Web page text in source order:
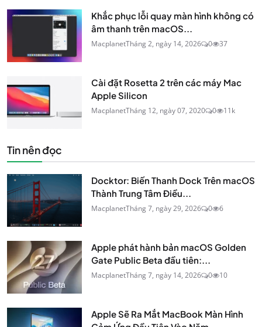
Khắc phục lỗi quay màn hình không có
âm thanh trên macOS...
MacplanetTháng 2, ngày 14, 2026 0 37
Cài đặt Rosetta 2 trên các máy Mac
Apple Silicon
MacplanetTháng 12, ngày 07, 2020 0 11k
Tin nên đọc
Docktor: Biến Thanh Dock Trên macOS
Thành Trung Tâm Điều...
MacplanetTháng 7, ngày 29, 2026 0 6
Apple phát hành bản macOS Golden
Gate Public Beta đầu tiên:...
MacplanetTháng 7, ngày 14, 2026 0 10
Apple Sẽ Ra Mắt MacBook Màn Hình